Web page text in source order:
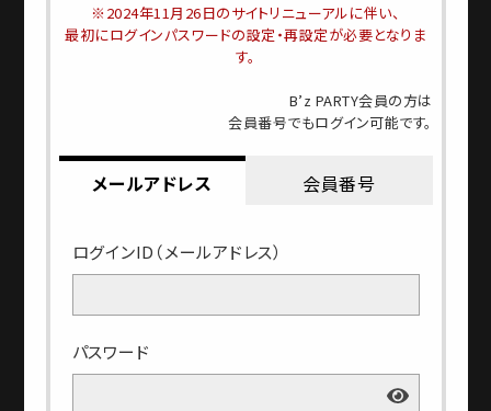
※2024年11月26日のサイトリニューアルに伴い、
最初にログインパスワードの設定・再設定が必要となりま
す。
B’z PARTY会員の方は
会員番号でもログイン可能です。
メールアドレス 会員番号
ログインID（メールアドレス）
パスワード